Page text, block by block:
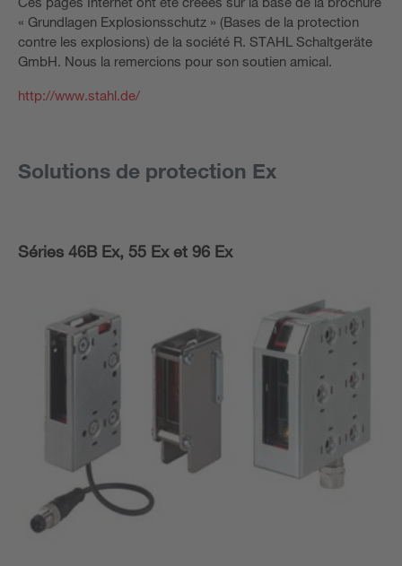
« Grundlagen Explosionsschutz » (Bases de la protection
contre les explosions) de la société R. STAHL Schaltgeräte
GmbH. Nous la remercions pour son soutien amical.
http://www.stahl.de/
Solutions de protection Ex
Séries 46B Ex, 55 Ex et 96 Ex